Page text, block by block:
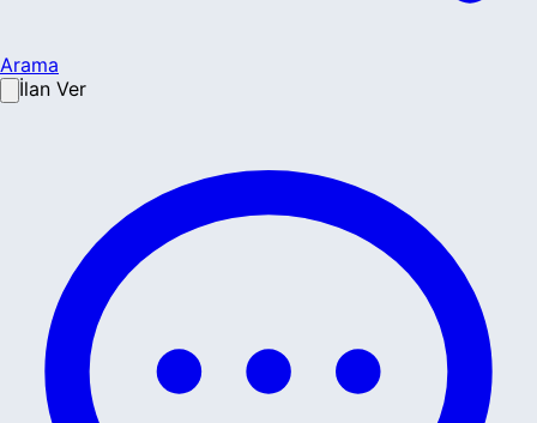
Arama
İlan Ver